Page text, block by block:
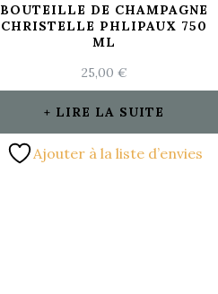
BOUTEILLE DE CHAMPAGNE
CHRISTELLE PHLIPAUX 750
ML
25,00 €
LIRE LA SUITE
Ajouter à la liste d’envies